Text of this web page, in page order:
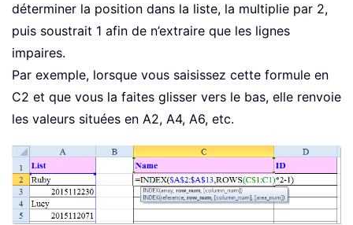
déterminer la position dans la liste, la multiplie par 2,
puis soustrait 1 afin de n’extraire que les lignes
impaires.
Par exemple, lorsque vous saisissez cette formule en
C2 et que vous la faites glisser vers le bas, elle renvoie
les valeurs situées en A2, A4, A6, etc.